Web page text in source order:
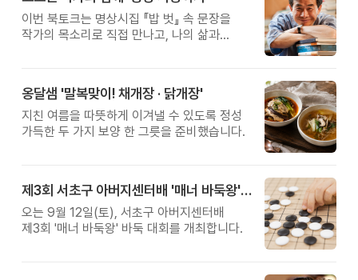
이번 북토크는 명상시집 『밥 벗』 속 문장을
작가의 목소리로 직접 만나고, 나의 삶과
옹달샘 '말복맞이! 채개장 · 닭개장'
지친 여름을 따뜻하게 이겨낼 수 있도록 정성
가득한 두 가지 보양 한 그릇을 준비했습니다.
제3회 서초구 아버지센터배 '매너 바둑왕' 대회
오는 9월 12일(토), 서초구 아버지센터배
제3회 '매너 바둑왕' 바둑 대회를 개최합니다.